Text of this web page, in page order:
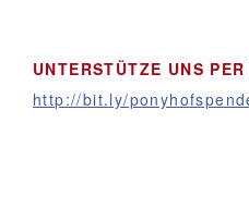
UNTERSTÜTZE UNS
http://bit.ly/